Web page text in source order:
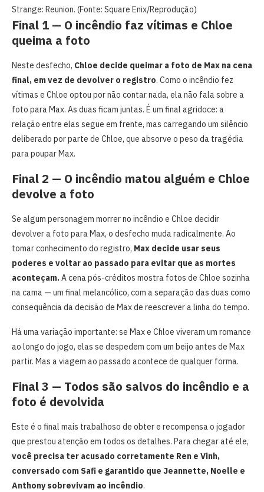
Strange: Reunion. (Fonte: Square Enix/Reprodução)
Final 1 — O incêndio faz vítimas e Chloe
queima a foto
Neste desfecho, Chloe decide queimar a foto de Max na cena
final, em vez de devolver o registro. Como o incêndio fez
vítimas e Chloe optou por não contar nada, ela não fala sobre a
foto para Max. As duas ficam juntas. É um final agridoce: a
relação entre elas segue em frente, mas carregando um silêncio
deliberado por parte de Chloe, que absorve o peso da tragédia
para poupar Max.
Final 2 — O incêndio matou alguém e Chloe
devolve a foto
Se algum personagem morrer no incêndio e Chloe decidir
devolver a foto para Max, o desfecho muda radicalmente. Ao
tomar conhecimento do registro, Max decide usar seus
poderes e voltar ao passado para evitar que as mortes
aconteçam.A cena pós-créditos mostra fotos de Chloe sozinha
na cama — um final melancólico, com a separação das duas como
consequência da decisão de Max de reescrever a linha do tempo.
Há uma variação importante: se Max e Chloe viveram um romance
ao longo do jogo, elas se despedem com um beijo antes de Max
partir. Mas a viagem ao passado acontece de qualquer forma.
Final 3 — Todos são salvos do incêndio e a
foto é devolvida
Este é o final mais trabalhoso de obter e recompensa o jogador
que prestou atenção em todos os detalhes. Para chegar até ele,
você precisa ter acusado corretamente Ren e Vinh,
conversado com Safi e garantido que Jeannette, Noelle e
Anthony sobrevivam ao incêndio.